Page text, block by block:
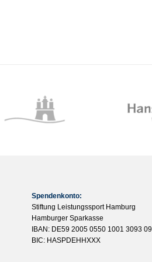
Spendenkonto:
Stiftung Leistungssport Hamburg
Hamburger Sparkasse
IBAN: DE59 2005 0550 1001 3093 09
BIC: HASPDEHHXXX